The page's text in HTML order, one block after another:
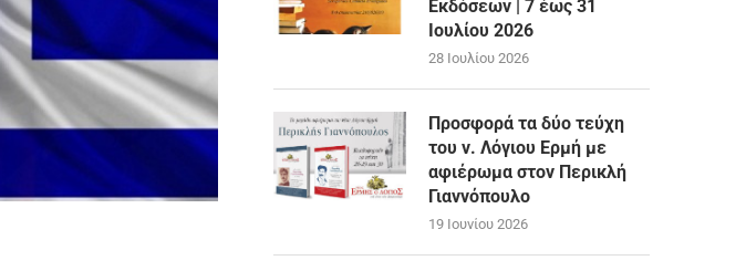
Εκδόσεων | 7 έως 31
Ιουλίου 2026
28 Ιουλίου 2026
Προσφορά τα δύο τεύχη
του ν. Λόγιου Ερμή με
αφιέρωμα στον Περικλή
Γιαννόπουλο
19 Ιουνίου 2026